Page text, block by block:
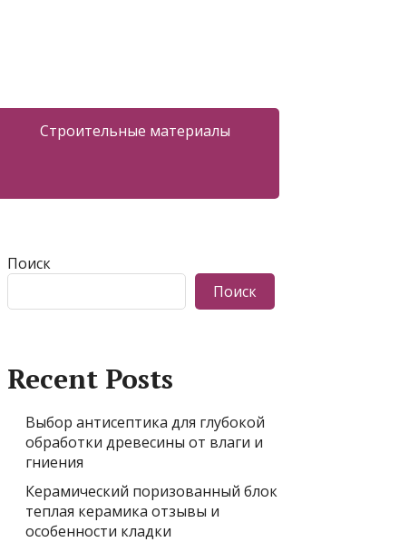
Строительные материалы
Поиск
Поиск
Recent Posts
Выбор антисептика для глубокой
обработки древесины от влаги и
гниения
Керамический поризованный блок
теплая керамика отзывы и
особенности кладки